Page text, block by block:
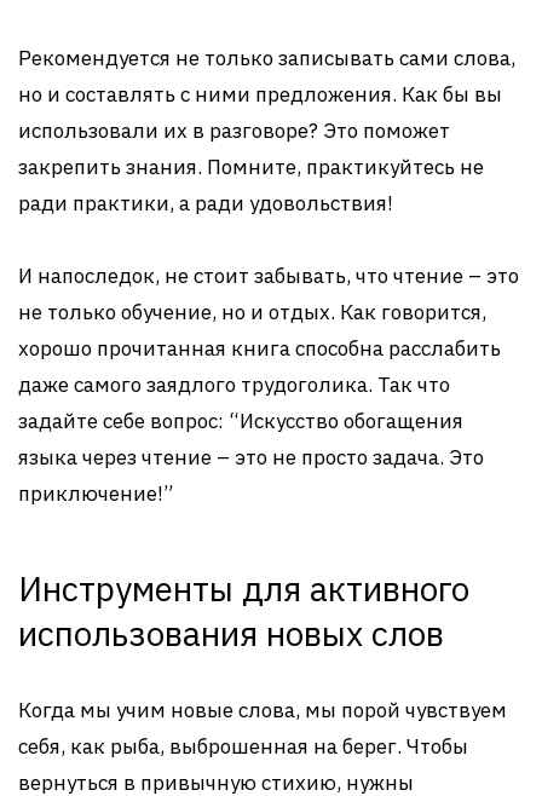
Рекомендуется не только записывать сами слова,
но и составлять с ними предложения. Как бы вы
использовали их в разговоре? Это поможет
закрепить знания. Помните, практикуйтесь не
ради практики, а ради удовольствия!
И напоследок, не стоит забывать, что чтение – это
не только обучение, но и отдых. Как говорится,
хорошо прочитанная книга способна расслабить
даже самого заядлого трудоголика. Так что
задайте себе вопрос: “Искусство обогащения
языка через чтение – это не просто задача. Это
приключение!”
Инструменты для активного
использования новых слов
Когда мы учим новые слова, мы порой чувствуем
себя, как рыба, выброшенная на берег. Чтобы
вернуться в привычную стихию, нужны